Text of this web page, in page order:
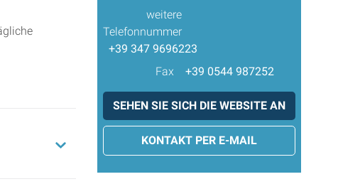
weitere
Telefonnummer
+39 347 9696223
Fax
+39 0544 987252
SEHEN SIE SICH DIE WEBSITE AN
KONTAKT PER E-MAIL